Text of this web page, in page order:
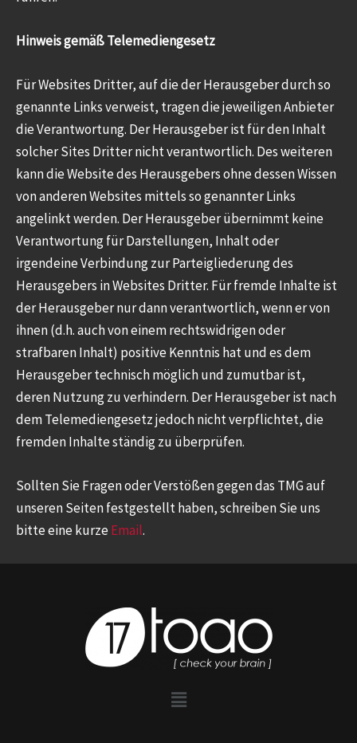
Hinweis gemäß Telemediengesetz
Für Websites Dritter, auf die der Herausgeber durch so
genannte Links verweist, tragen die jeweiligen Anbieter
die Verantwortung. Der Herausgeber ist für den Inhalt
solcher Sites Dritter nicht verantwortlich. Des weiteren
kann die Website des Herausgebers ohne dessen Wissen
von anderen Websites mittels so genannter Links
angelinkt werden. Der Herausgeber übernimmt keine
Verantwortung für Darstellungen, Inhalt oder
irgendeine Verbindung zur Parteigliederung des
Herausgebers in Websites Dritter. Für fremde Inhalte ist
der Herausgeber nur dann verantwortlich, wenn er von
ihnen (d.h. auch von einem rechtswidrigen oder
strafbaren Inhalt) positive Kenntnis hat und es dem
Herausgeber technisch möglich und zumutbar ist,
deren Nutzung zu verhindern. Der Herausgeber ist nach
dem Telemediengesetz jedoch nicht verpflichtet, die
fremden Inhalte ständig zu überprüfen.
Sollten Sie Fragen oder Verstößen gegen das TMG auf
unseren Seiten festgestellt haben, schreiben Sie uns
bitte eine kurze Email.